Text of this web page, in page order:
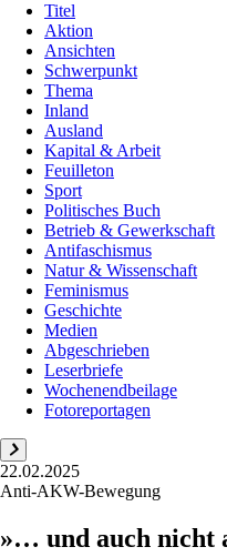
Titel
Aktion
Ansichten
Schwerpunkt
Thema
Inland
Ausland
Kapital & Arbeit
Feuilleton
Sport
Politisches Buch
Betrieb & Gewerkschaft
Antifaschismus
Natur & Wissenschaft
Feminismus
Geschichte
Medien
Abgeschrieben
Leserbriefe
Wochenendbeilage
Fotoreportagen
22.02.2025
Anti-AKW-Bewegung
»… und auch nicht